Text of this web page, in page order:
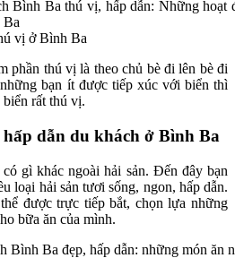
vị ở Bình Ba
phần thú vị là theo chủ bè đi lên bè đi
bạn ít được tiếp xúc với biển thì
biển rất thú vị.
dẫn du khách ở Bình Ba
có gì khác ngoài hải sản. Đến đây bạn
loại hải sản tươi sống, ngon, hấp dẫn.
được trực tiếp bắt, chọn lựa những
bữa ăn của mình.